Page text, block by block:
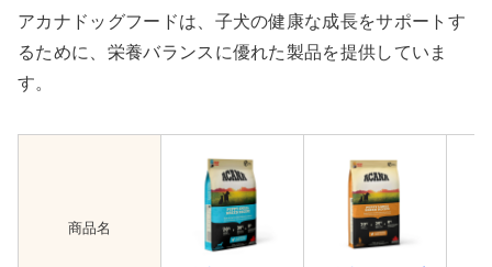
アカナドッグフードは、子犬の健康な成長をサポートす
るために、栄養バランスに優れた製品を提供していま
す。
商品名